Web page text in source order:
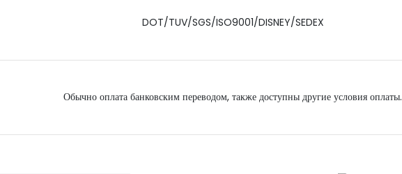
DOT/TUV/SGS/ISO9001/DISNEY/SEDEX
Обычно оплата банковским переводом, также доступны другие условия оплаты.